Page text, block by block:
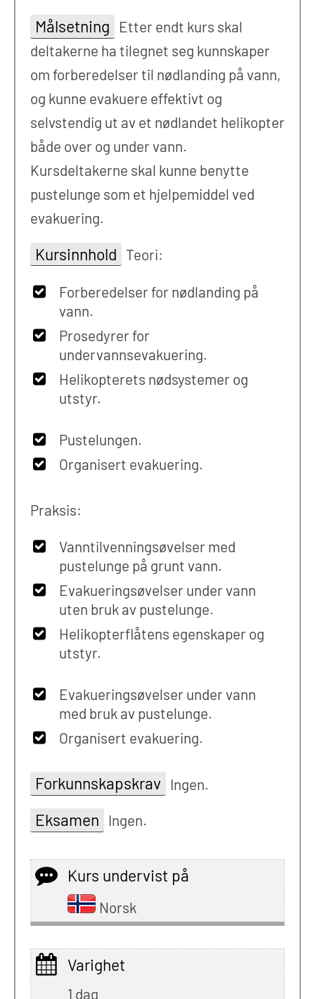
Målsetning
Etter endt kurs skal
deltakerne ha tilegnet seg kunnskaper
om forberedelser til nødlanding på vann,
og kunne evakuere effektivt og
selvstendig ut av et nødlandet helikopter
både over og under vann.
Kursdeltakerne skal kunne benytte
pustelunge som et hjelpemiddel ved
evakuering.
Kursinnhold Teori:
Forberedelser for nødlanding på
vann.
Prosedyrer for
undervannsevakuering.
Helikopterets nødsystemer og
utstyr.
Pustelungen.
Organisert evakuering.
Praksis:
Vanntilvenningsøvelser med
pustelunge på grunt vann.
Evakueringsøvelser under vann
uten bruk av pustelunge.
Helikopterflåtens egenskaper og
utstyr.
Evakueringsøvelser under vann
med bruk av pustelunge.
Organisert evakuering.
Forkunnskapskrav Ingen.
Eksamen Ingen.
Kurs undervist på
Norsk
Varighet
1 dag